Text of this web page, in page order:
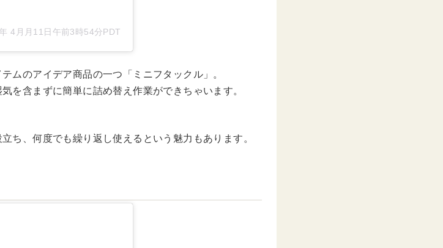
4月月11日午前3時54分PDT
ムのアイデア商品の一つ「ミニフタックル」。
を含まずに簡単に詰め替え作業ができちゃいます。
ち、何度でも繰り返し使えるという魅力もあります。